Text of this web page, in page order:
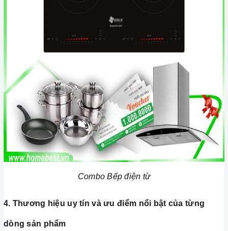
Combo Bếp điện từ
4. Thương hiệu uy tín và ưu điểm nổi bật của từng
dòng sản phẩm